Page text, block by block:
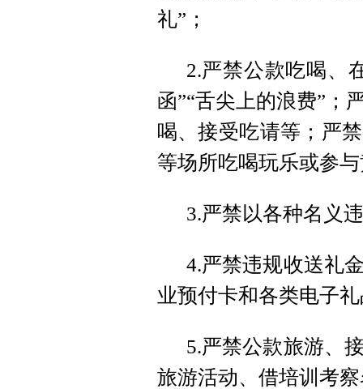
礼”；
2.严禁公款吃喝、
函”“舌尖上的浪费”；
喝、接受吃请等；严
等场所吃喝玩乐或参
3.严禁以各种名义
4.严禁违规收送礼
业预付卡和各类电子
5.严禁公款旅游、
旅游活动、借培训考